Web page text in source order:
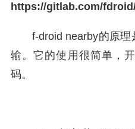
https://gitlab.com/
f-droid nearby的原
输。它的使用很简单，
码。